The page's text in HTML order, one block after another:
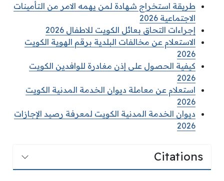
طريقة استخراج شهادة لمن يهمه الامر من التأمينات
الاجتماعية 2026
إجراءات التحاق بعائل الكويت للاطفال 2026
الاستعلام عن مخالفات البلدية برقم الهوية الكويت
2026
كيفية الحصول على إذن مغادرة للوافدين الكويت
2026
استعلام عن معاملة ديوان الخدمة المدنية الكويت
2026
ديوان الخدمة المدنية الكويت لمعرفة رصيد الإجازات
2026
Citations